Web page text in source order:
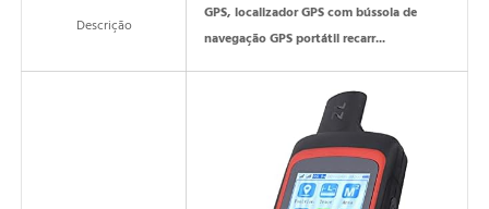
Descrição
GPS, localizador GPS com bússola de
navegação GPS portátil recarr...